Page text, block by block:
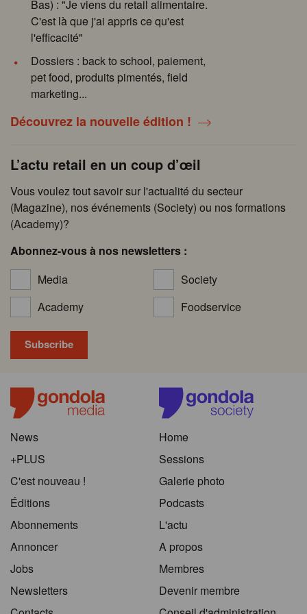
Bas) : "Je viens du retail alimentaire.
C'est là que j'ai appris ce qu'est
l'efficacité"
Dossiers : back to school, paiement,
pet food, produits pimentés, field
marketing...
Découvrez la nouvelle édition !
L’actu retail en un coup d’œil
Vous voulez tout savoir sur l'actualité du secteur
(Magazine), nos événements (Society) ou nos formations
(Academy)?
Abonnez-vous à nos newsletters :
Media
Society
Academy
Foodservice
News
+PLUS
C'est nouveau !
Éditions
Abonnements
Annoncer
Jobs
Newsletters
Home
Sessions
Galerie photo
Podcasts
L'actu
A propos
Membres
Devenir membre